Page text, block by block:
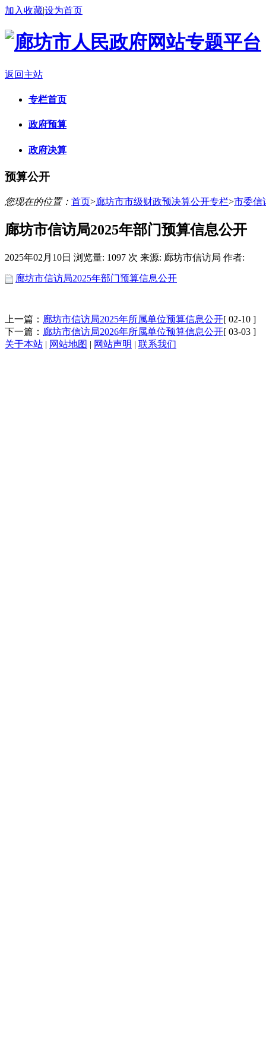
加入收藏|设为首页
返回主站
专栏首页
政府预算
政府决算
预算公开
您现在的位置： 首页>廊坊市市级财政预决算公开专栏>市委信
廊坊市信访局2025年部门预算信息公开
2025年02月10日 浏览量: 1097 次 来源: 廊坊市信访局 作者:
廊坊市信访局2025年部门预算信息公开
上一篇： 廊坊市信访局2025年所属单位预算信息公开[ 02-10 ]
下一篇： 廊坊市信访局2026年所属单位预算信息公开[ 03-03 ]
关于本站 | 网站地图 | 网站声明 | 联系我们